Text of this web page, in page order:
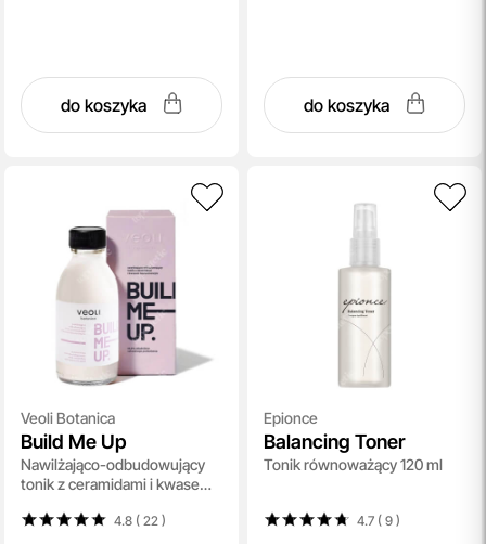
do koszyka do koszyka
Veoli Botanica
Build Me Up
Nawilżająco-odbudowujący
tonik z ceramidami i kwasem
4.8 ( 22 )
Epionce
Balancing Toner
Tonik równoważący 120 ml
4.7 ( 9)